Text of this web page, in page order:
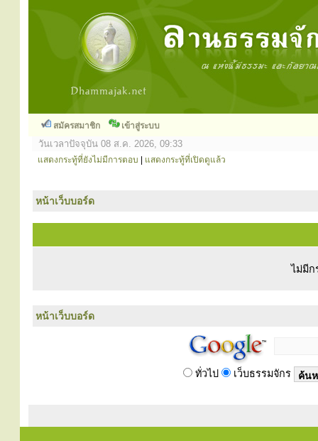
สมัครสมาชิก เข้าสู่ระบบ
วันเวลาปัจจุบัน 08 ส.ค. 2026, 09:33
แสดงกระทู้ที่ยังไม่มีการตอบ แสดงกระทู้ที่เปิดดูแล้ว
หน้าเว็บบอร์ด
ไม่มีก
หน้าเว็บบอร์ด
ทั่วไป เว็บธรรมจักร